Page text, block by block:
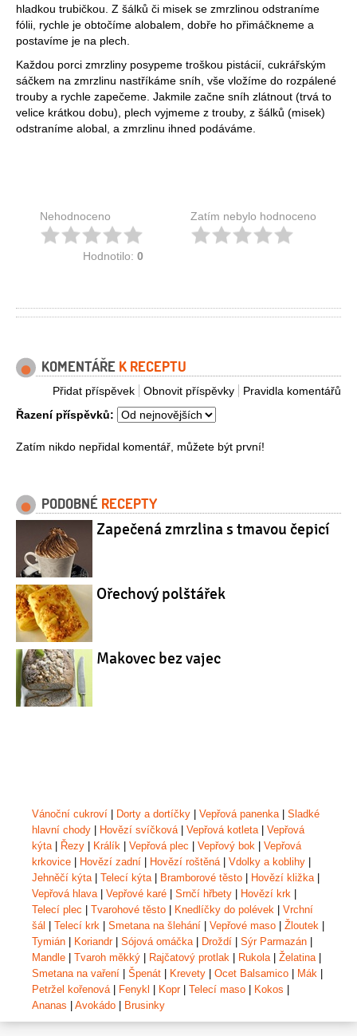
hladkou trubičkou. Z šálků či misek se zmrzlinou odstraníme
fólii, rychle je obtočíme alobalem, dobře ho přimáčkneme a
postavíme je na plech.
Každou porci zmrzliny posypeme troškou pistácií, cukrářským
sáčkem na zmrzlinu nastříkáme sníh, vše vložíme do rozpálené
trouby a rychle zapečeme. Jakmile začne sníh zlátnout (trvá to
velice krátkou dobu), plech vyjmeme z trouby, z šálků (misek)
odstraníme alobal, a zmrzlinu ihned podáváme.
Nehodnoceno
Hodnotilo: 0
Zatím nebylo hodnoceno
KOMENTÁŘE K RECEPTU
Pravidla komentářů
Obnovit příspěvky
Přidat příspěvek
Řazení příspěvků:
Zatím nikdo nepřidal komentář, můžete být první!
PODOBNÉ RECEPTY
Zapečená zmrzlina s tmavou čepicí
Ořechový polštářek
Makovec bez vajec
Vánoční cukroví | Dorty a dortíčky | Vepřová panenka | Sladké
hlavní chody | Hovězí svíčková | Vepřová kotleta | Vepřová
kýta | Řezy | Králík | Vepřová plec | Vepřový bok | Vepřová
krkovice | Hovězí zadní | Hovězí roštěná | Vdolky a koblihy |
Jehněčí kýta | Telecí kýta | Bramborové těsto | Hovězí kližka |
Vepřová hlava | Vepřové karé | Srnčí hřbety | Hovězí krk |
Telecí plec | Tvarohové těsto | Knedlíčky do polévek | Vrchní
šál | Telecí krk | Smetana na šlehání | Vepřové maso | Žloutek |
Tymián | Koriandr| Sójová omáčka | Droždí | Sýr Parmazán |
Mandle | Tvaroh měkký | Rajčatový protlak | Rukola | Želatina |
Smetana na vaření | Špenát | Krevety | Ocet Balsamico | Mák |
Petržel kořenová | Fenykl | Kopr| Telecí maso | Kokos |
Ananas | Avokádo | Brusinky